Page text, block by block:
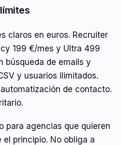
claros en euros. Recruiter
199 €/mes y Ultra 499
búsqueda de emails y
y usuarios ilimitados.
de contacto.
para agencias que quieren
principio. No obliga a